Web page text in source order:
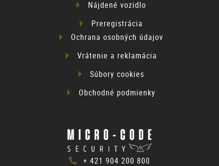
Nájdené vozidlo
Preregistrácia
Ochrana osobných údajov
Vrátenie a reklamácia
Súbory cookies
Obchodné podmienky
+ 421 904 200 800